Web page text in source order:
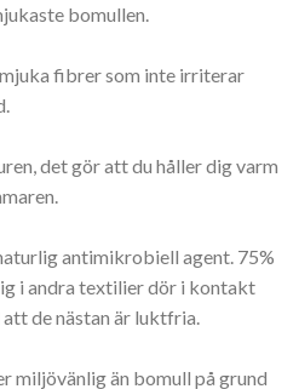
bomullen.
fibrer som inte irriterar
det gör att du håller dig varm
antimikrobiell agent. 75%
i andra textilier dör i kontakt
de nästan är luktfria.
miljövänlig än bomull på grund